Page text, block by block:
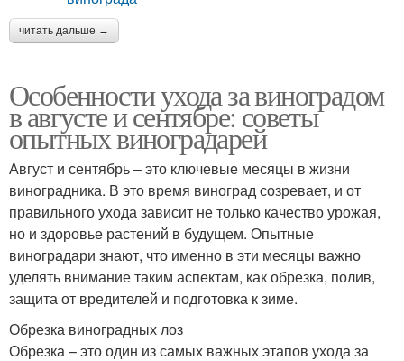
читать дальше →
Особенности ухода за виноградом
в августе и сентябре: советы
опытных виноградарей
Август и сентябрь – это ключевые месяцы в жизни
виноградника. В это время виноград созревает, и от
правильного ухода зависит не только качество урожая,
но и здоровье растений в будущем. Опытные
виноградари знают, что именно в эти месяцы важно
уделять внимание таким аспектам, как обрезка, полив,
защита от вредителей и подготовка к зиме.
Обрезка виноградных лоз
Обрезка – это один из самых важных этапов ухода за